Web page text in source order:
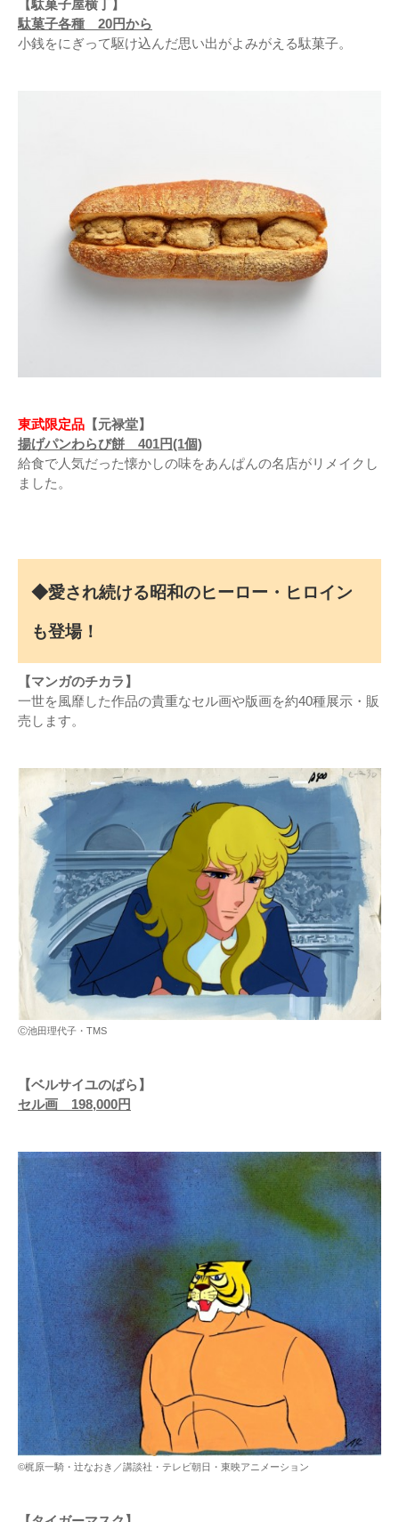
【駄菓子屋横丁】
駄菓子各種 20円から
小銭をにぎって駆け込んだ思い出がよみがえる駄菓子。
東武限定品 【元禄堂】
揚げパンわらび餅 401円(1個)
給食で人気だった懐かしの味をあんぱんの名店がリメイクし
ました。
◆愛され続ける昭和のヒーロー・ヒロイン
も登場！
【マンガのチカラ】
一世を風靡した作品の貴重なセル画や版画を約40種展示・販
売します。
Ⓒ池田理代子・TMS
【ベルサイユのばら】
セル画 198,000円
©梶原一騎・辻なおき／講談社・テレビ朝日・東映アニメーション